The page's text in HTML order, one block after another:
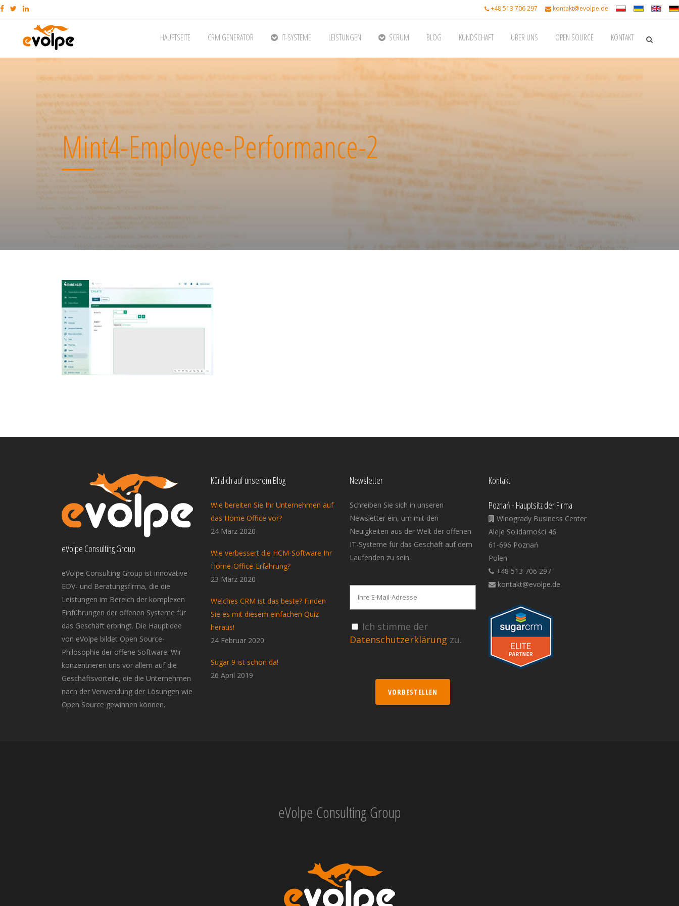
+48 513 706 297 kontakt@evolpe.de
HAUPTSEITE CRM GENERATOR IT-SYSTEME LEISTUNGEN SCRUM BLOG KUNDSCHAFT ÜBER UNS OPEN SOURCE KONTAKT
Mint4-Employee-Performance-2
eVolpe Consulting Group
eVolpe Consulting Group ist innovative
EDV- und Beratungsfirma, die die
Leistungen im Bereich der komplexen
Einführungen der offenen Systeme für
das Geschäft erbringt. Die Hauptidee
von eVolpe bildet Open Source-
Philosophie der offene Software. Wir
konzentrieren uns vor allem auf die
Geschäftsvorteile, die die Unternehmen
nach der Verwendung der Lösungen wie
Open Source gewinnen können.
Kürzlich auf unserem Blog
Wie bereiten Sie Ihr Unternehmen auf
das Home Office vor?
24 März 2020
Wie verbessert die HCM-Software Ihr
Home-Office-Erfahrung?
23 März 2020
Welches CRM ist das beste? Finden
Sie es mit diesem einfachen Quiz
heraus!
24 Februar 2020
Sugar 9 ist schon da!
26 April 2019
Newsletter
Schreiben Sie sich in unseren
Newsletter ein, um mit den
Neuigkeiten aus der Welt der offenen
IT-Systeme für das Geschäft auf dem
Laufenden zu sein.
Ich stimme der
Datenschutzerklärung zu.
VORBESTELLEN
Kontakt
Poznań - Hauptsitz der Firma
Winogrady Business Center
Aleje Solidarności 46
61-696 Poznań
Polen
+48 513 706 297
kontakt@evolpe.de
eVolpe Consulting Group